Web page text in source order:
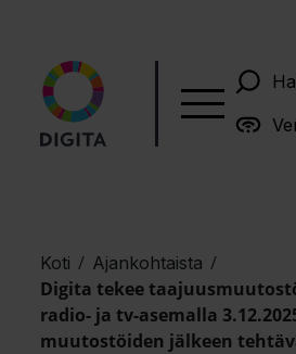
Koti / Ajankohtaista /
Digita tekee
radio- ja tv-asemalla
muutostöiden jälkeen